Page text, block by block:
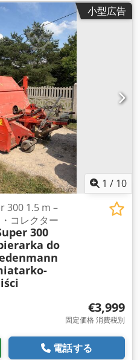
小型広告
1 / 10
300 1.5 m –
コレクター
300
do
€3,999
固定価格 消費税別
電話する